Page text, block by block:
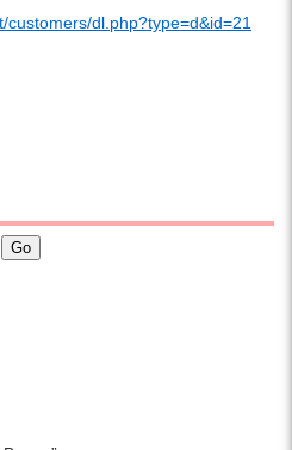
dl.php?type=d&id=21